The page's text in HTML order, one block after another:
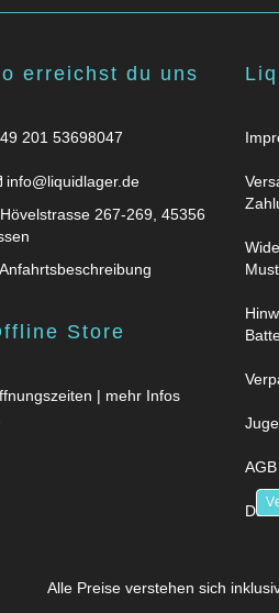
erreichst du uns
201 53698047
info@liquidlager.de
Hövelstrasse 267-269, 45356
Anfahrtsbeschreibung
Store
| mehr Infos
AGB
Alle Preise verstehen sich